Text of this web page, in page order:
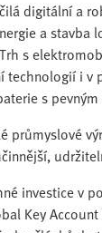
digitální a
a stavba
s
i v
s
průmyslové
investice v
Key